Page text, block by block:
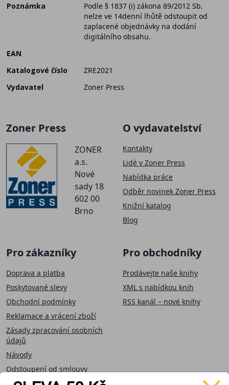
Poznámka
Podle § 1837 (i) zákona 89/2012 Sb.
nelze ve 14denní lhůtě odstoupit od
zaplacené objednávky na dodání
digitálního obsahu.
EAN
Katalogové číslo
ZRE2021
Vydavatel
Zoner Press
Zoner Press
ZONER
a.s.
Nové
sady 18
602 00
Brno
O vydavatelství
Kontakty
Lidé v Zoner Press
Nabídka práce
Odběr novinek Zoner Press
Knižní katalog
Blog
Pro zákazníky
Doprava a platba
Poskytované slevy
Obchodní podmínky
Reklamace a vrácení zboží
Zásady zpracování osobních
údajů
Návody
Odstoupení od smlouvy
Pro obchodníky
Prodávejte naše knihy
XML s nabídkou knih
RSS kanál – nové knihy